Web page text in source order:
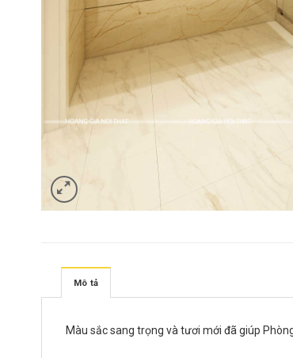
Mô tả
Màu sắc sang trọng và tươi mới đã giúp